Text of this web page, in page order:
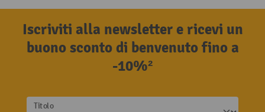
Iscriviti alla newsletter e ricevi un
buono sconto di benvenuto fino a
-10%²
Titolo